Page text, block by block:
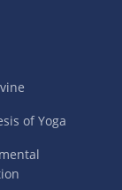
of Yoga